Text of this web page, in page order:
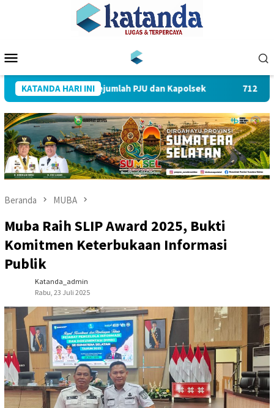
Mobile
KATANDA HARI INI
Sertijab Sejumlah PJU dan Kapolsek 712 Pegawai
Beranda MUBA
Muba Raih SLIP Award 2025, Bukti
Komitmen Keterbukaan Informasi
Publik
Katanda_admin
Rabu, 23 Juli 2025